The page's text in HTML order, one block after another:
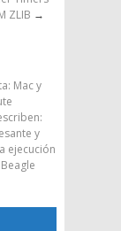
ZLIB →
Mac y
y
ejecución